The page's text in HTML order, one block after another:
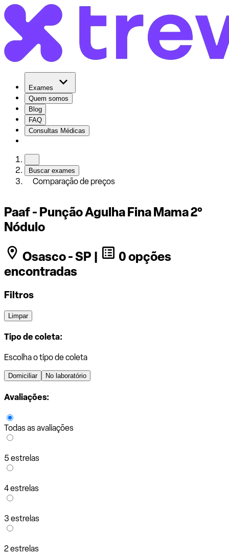
Exames
Quem somos
Blog
FAQ
Consultas Médicas
Buscar exames
Comparação de preços
Paaf - Punção Agulha Fina Mama 2°
Nódulo
Osasco - SP |
0 opções
encontradas
Filtros
Limpar
Tipo de coleta:
Escolha o tipo de coleta
Domiciliar No laboratório
Avaliações:
Todas as avaliações
5 estrelas
4 estrelas
3 estrelas
2 estrelas